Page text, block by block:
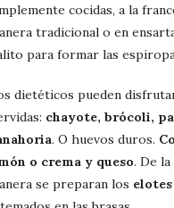
cocidas, a la
tradicional o en
para formar las
dietéticos pueden
chayote, brócoli,
. O huevos duros.
o crema y queso. De la
se preparan los elotes